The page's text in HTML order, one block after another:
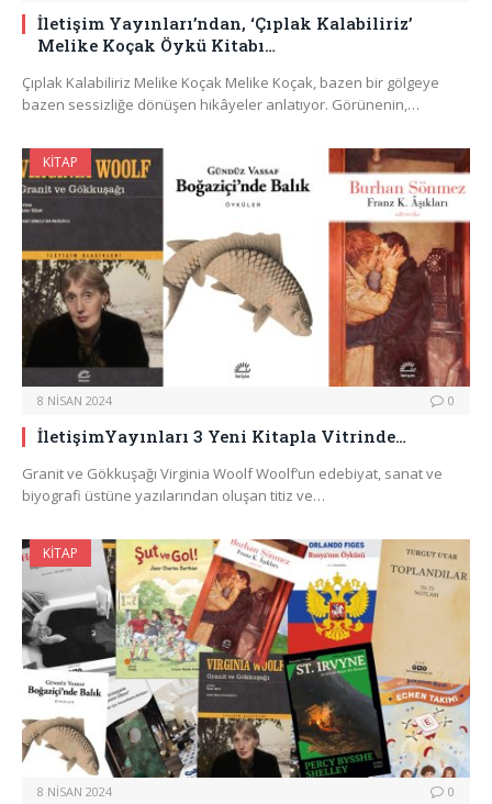
İletişim Yayınları’ndan, ‘Çıplak Kalabiliriz’
Melike Koçak Öykü Kitabı…
Çıplak Kalabiliriz Melike Koçak Melike Koçak, bazen bir gölgeye
bazen sessizliğe dönüşen hikâyeler anlatıyor. Görünenin,…
KITAP
8 NISAN 2024 0
İletişimYayınları 3 Yeni Kitapla Vitrinde…
Granit ve Gökkuşağı Virginia Woolf Woolf’un edebiyat, sanat ve
biyografi üstüne yazılarından oluşan titiz ve…
KITAP
8 NISAN 2024 0